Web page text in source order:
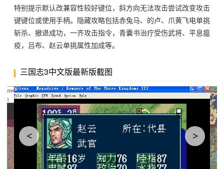
特别提示默认改兼容性较好键位，斜方向无法攻击尝试改变攻击
键键位或使用手柄。隐藏攻略包括赤兔马、的卢、爪黄飞电单挑
斩杀、撤退成功，一齐攻击指令，青囊书治疗受伤武将、平息瘟
疫，吕布、赵云单挑属性加成等。
三国志3中文版最新版截图
< >